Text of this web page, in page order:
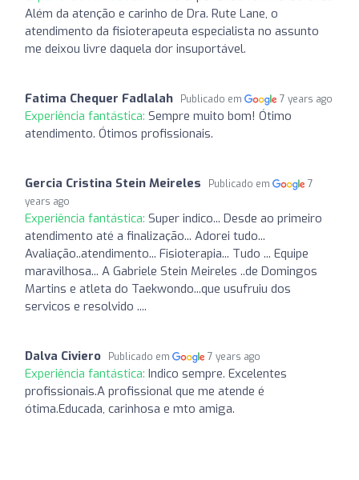
Além da atenção e carinho de Dra. Rute Lane, o
atendimento da fisioterapeuta especialista no assunto
me deixou livre daquela dor insuportável.
Fatima Chequer Fadlalah Publicado em 7 years ago
Experiência fantástica: Sempre muito bom! Ótimo
atendimento. Ótimos profissionais.
Gercia Cristina Stein Meireles Publicado em
7
years ago
Experiência fantástica: Super indico... Desde ao primeiro
atendimento até a finalização... Adorei tudo...
Avaliação..atendimento... Fisioterapia... Tudo ... Equipe
maravilhosa... A Gabriele Stein Meireles ..de Domingos
Martins e atleta do Taekwondo...que usufruiu dos
servicos e resolvido ....
Dalva Civiero Publicado em 7 years ago
Experiência fantástica: Indico sempre. Excelentes
profissionais.A profissional que me atende é
ótima.Educada, carinhosa e mto amiga.